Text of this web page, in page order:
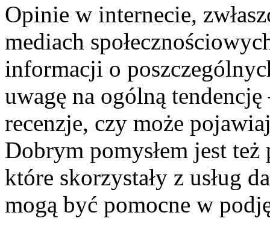
Opinie w internecie,
mediach
informacji o
uwagę na ogólną
recenzje, czy może
Dobrym pomysłem jest
które skorzystały z usług
mogą być pomocne w